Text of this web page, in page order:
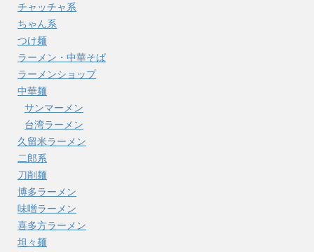
チャッチャ系
ちゃん系
つけ麺
ラーメン・中華そば
ラーメンショップ
中華麺
サンマーメン
台湾ラーメン
久留米ラーメン
二郎系
刀削麺
博多ラーメン
味噌ラーメン
喜多方ラーメン
坦々麺